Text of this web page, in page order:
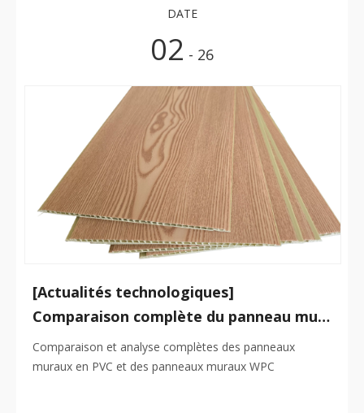
DATE
02 - 26
[Actualités technologiques]
Comparaison complète du panneau mural en PVC et du panneau mural WPC
Comparaison et analyse complètes des panneaux
muraux en PVC et des panneaux muraux WPC